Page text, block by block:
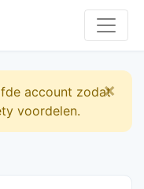
account zodat
voordelen.
×